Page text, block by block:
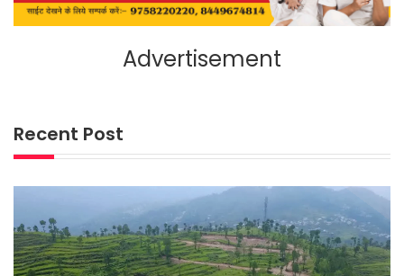
Advertisement
Recent Post